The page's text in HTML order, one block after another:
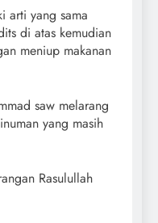
arti yang sama
di atas kemudian
meniup makanan
saw melarang
yang masih
Rasulullah